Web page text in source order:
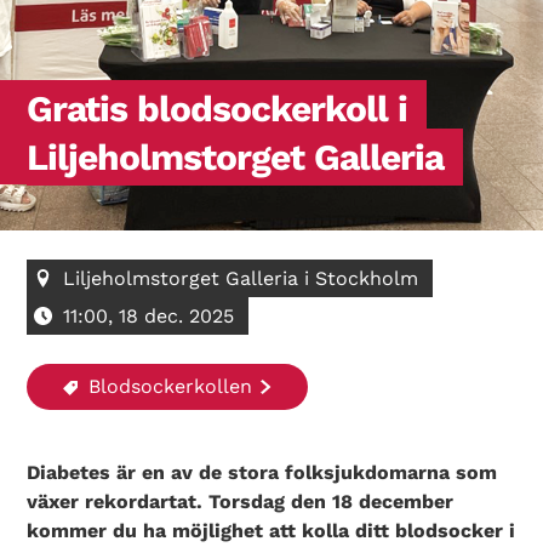
Gratis blodsockerkoll i
Liljeholmstorget Galleria
Liljeholmstorget Galleria i Stockholm
11:00, 18 dec. 2025
Blodsockerkollen
Diabetes är en av de stora folksjukdomarna som
växer rekordartat. Torsdag den 18 december
kommer du ha möjlighet att kolla ditt blodsocker i